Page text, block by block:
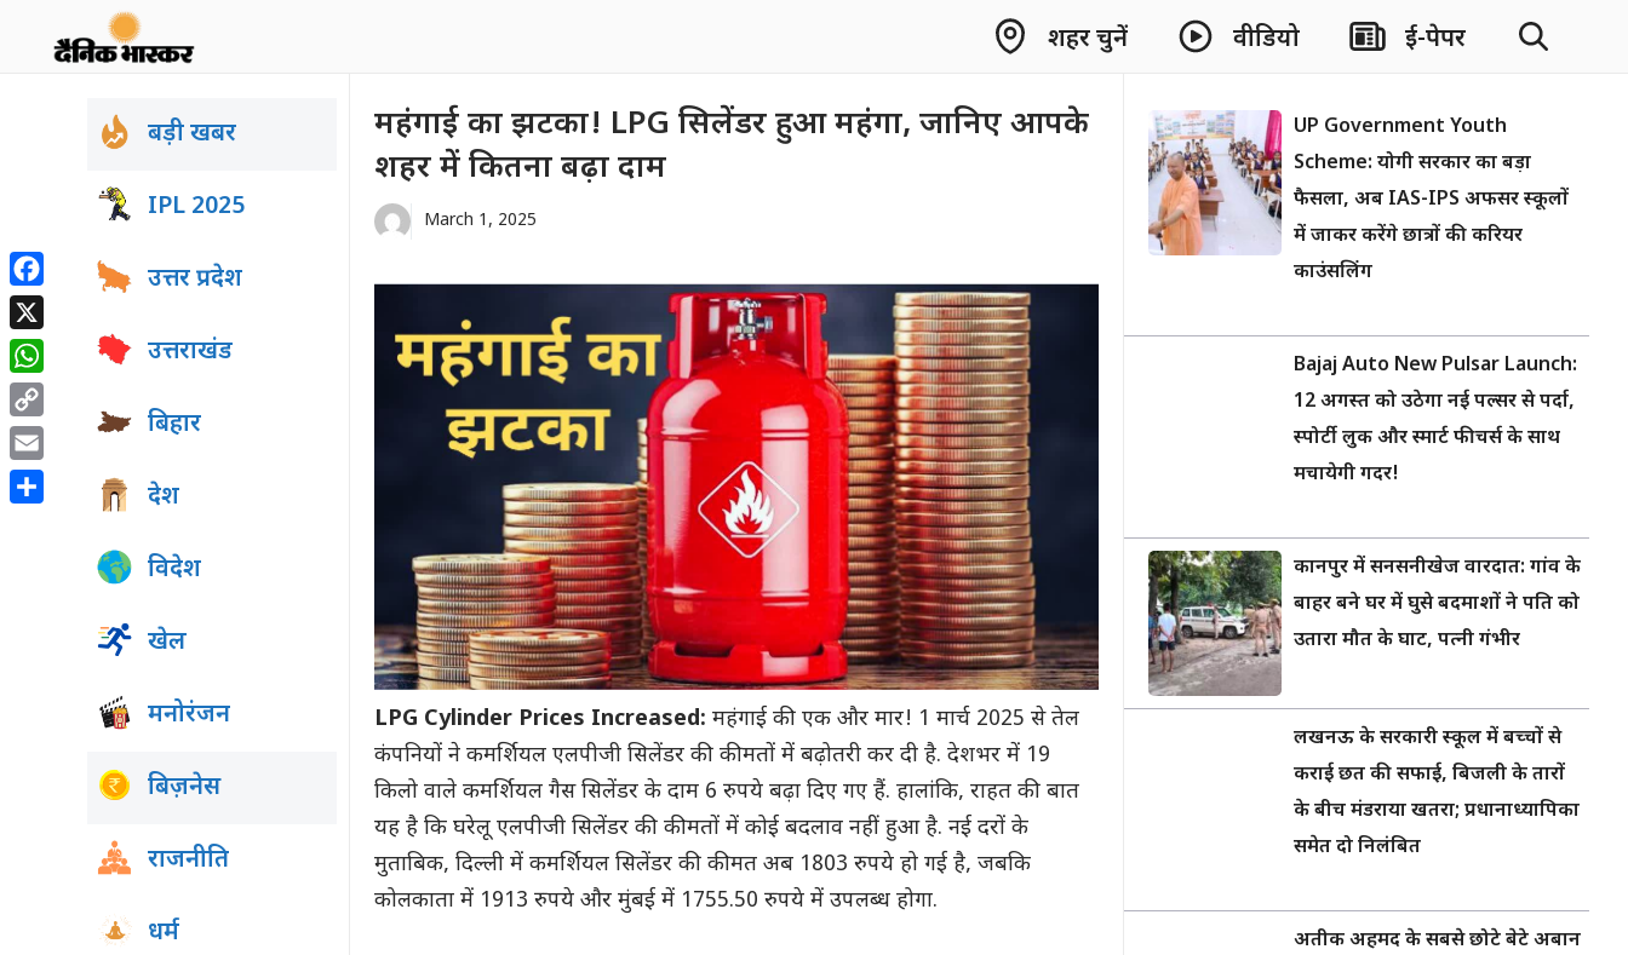
शहर चुनें वीडियो ई-पेपर
महंगाई का झटका! LPG सिलेंडर हुआ महंगा, जानिए आपके
शहर में कितना बढ़ा दाम
March 1, 2025
LPG Cylinder Prices Increased: महंगाई की एक और मार! 1 मार्च 2025 से तेल
कंपनियों ने कमर्शियल एलपीजी सिलेंडर की कीमतों में बढ़ोतरी कर दी है. देशभर में 19
किलो वाले कमर्शियल गैस सिलेंडर के दाम 6 रुपये बढ़ा दिए गए हैं. हालांकि, राहत की बात
यह है कि घरेलू एलपीजी सिलेंडर की कीमतों में कोई बदलाव नहीं हुआ है. नई दरों के
मुताबिक, दिल्ली में कमर्शियल सिलेंडर की कीमत अब 1803 रुपये हो गई है, जबकि
कोलकाता में 1913 रुपये और मुंबई में 1755.50 रुपये में उपलब्ध होगा.
बड़ी खबर
IPL 2025
उत्तर प्रदेश
उत्तराखंड
बिहार
देश
विदेश
खेल
मनोरंजन
बिज़नेस
राजनीति
धर्म
UP Government Youth
Scheme: योगी सरकार का बड़ा
फैसला, अब IAS-IPS अफसर स्कूलों
में जाकर करेंगे छात्रों की करियर
काउंसलिंग
Bajaj Auto New Pulsar Launch:
12 अगस्त को उठेगा नई पल्सर से पर्दा,
स्पोर्टी लुक और स्मार्ट फीचर्स के साथ
मचायेगी गदर!
कानपुर में सनसनीखेज वारदात: गांव के
बाहर बने घर में घुसे बदमाशों ने पति को
उतारा मौत के घाट, पत्नी गंभीर
लखनऊ के सरकारी स्कूल में बच्चों से
कराई छत की सफाई, बिजली के तारों
के बीच मंडराया खतरा; प्रधानाध्यापिका
समेत दो निलंबित
अतीक अहमद के सबसे छोटे बेटे अबान
Facebook
X
WhatsApp
Copy
Link
Email